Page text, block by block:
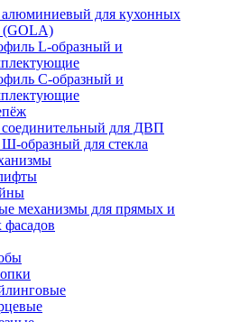
для кухонных
(GOLA)
L-образный и
C-образный и
для ДВП
образный для стекла
механизмы для прямых и
фасадов